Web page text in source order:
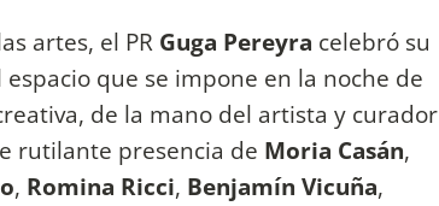
artes, el PR Guga Pereyra celebró su
que se impone en la noche de
de la mano del artista y curador
rutilante presencia de Moria Casán,
, Romina Ricci, Benjamín Vicuña,